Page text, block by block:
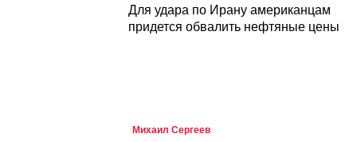
Для удара по Ирану американцам
придется обвалить нефтяные цены
Михаил Сергеев